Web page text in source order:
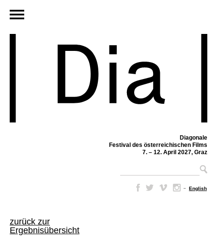
Diagonale
Festival des österreichischen Films
7. – 12. April 2027, Graz
– English
zurück zur
Ergebnisübersicht